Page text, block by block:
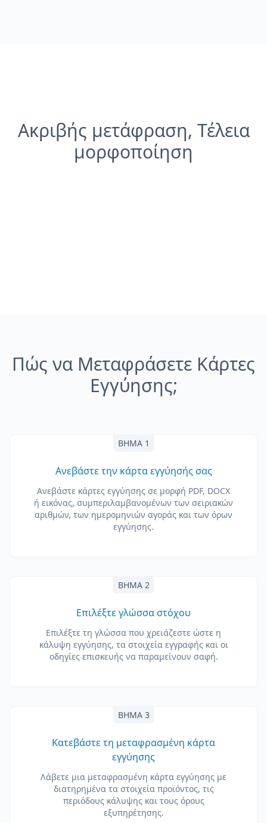
Ακριβής μετάφραση, Τέλεια
μορφοποίηση
Πώς να Μεταφράσετε Κάρτες
Εγγύησης;
ΒΉΜΑ 1
Ανεβάστε την κάρτα εγγύησής σας
Ανεβάστε κάρτες εγγύησης σε μορφή PDF, DOCX
ή εικόνας, συμπεριλαμβανομένων των σειριακών
αριθμών, των ημερομηνιών αγοράς και των όρων
εγγύησης.
ΒΉΜΑ 2
Επιλέξτε γλώσσα στόχου
Επιλέξτε τη γλώσσα που χρειάζεστε ώστε η
κάλυψη εγγύησης, τα στοιχεία εγγραφής και οι
οδηγίες επισκευής να παραμείνουν σαφή.
ΒΉΜΑ 3
Κατεβάστε τη μεταφρασμένη κάρτα
εγγύησης
Λάβετε μια μεταφρασμένη κάρτα εγγύησης με
διατηρημένα τα στοιχεία προϊόντος, τις
περιόδους κάλυψης και τους όρους
εξυπηρέτησης.